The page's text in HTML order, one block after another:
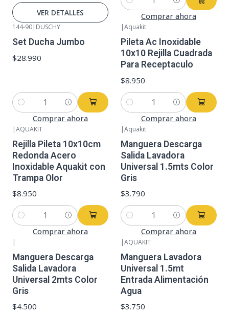
VER DETALLES
Cantidad
Comprar ahora
144-90| DUSCHY
Set Ducha Jumbo
$28.990
Cantidad
Comprar ahora
|Aquakit
Pileta Ac Inoxidable
10x10 Rejilla Cuadrada
Para Receptaculo
$8.950
Cantidad
Comprar ahora
|AQUAKIT
Rejilla Pileta 10x10cm
Redonda Acero
Inoxidable Aquakit con
Trampa Olor
$8.950
Cantidad
Comprar ahora
|Aquakit
Manguera Descarga
Salida Lavadora
Universal 1.5mts Color
Gris
$3.790
Cantidad
Comprar ahora
|
Manguera Descarga
Salida Lavadora
Universal 2mts Color
Gris
$4.500
|AQUAKIT
Manguera Lavadora
Universal 1.5mt
Entrada Alimentación
Agua
$3.750